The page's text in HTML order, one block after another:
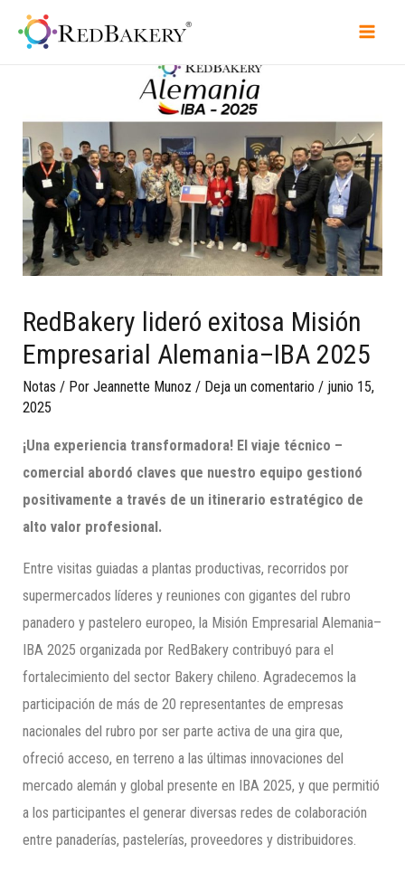
RedBakery lideró exitosa Misión
Empresarial Alemania–IBA 2025
Notas / PorJeannette Munoz / Deja un comentario / junio 15,
2025
¡Una experiencia transformadora! El viaje técnico –
comercial abordó claves que nuestro equipo gestionó
positivamente a través de un itinerario estratégico de
alto valor profesional.
Entre visitas guiadas a plantas productivas, recorridos por
supermercados líderes y reuniones con gigantes del rubro
panadero y pastelero europeo, la Misión Empresarial Alemania–
IBA 2025 organizada por RedBakery contribuyó para el
fortalecimiento del sector Bakery chileno. Agradecemos la
participación de más de 20 representantes de empresas
nacionales del rubro por ser parte activa de una gira que,
ofreció acceso, en terreno a las últimas innovaciones del
mercado alemán y global presente en IBA 2025, y que permitió
a los participantes el generar diversas redes de colaboración
entre panaderías, pastelerías, proveedores y distribuidores.